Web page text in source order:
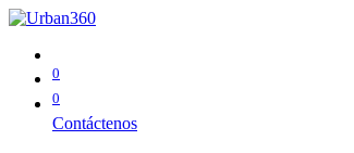
0
0
Contáctenos